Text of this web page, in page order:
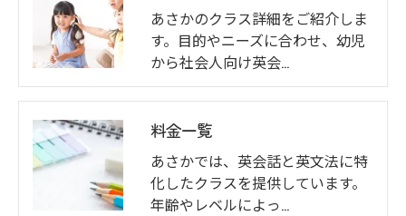
あさかのクラス詳細をご紹介しま
す。目的やニーズに合わせ、幼児
から社会人向け英会…
料金一覧
あさかでは、英会話と英文法に特
化したクラスを提供しています。
年齢やレベルによっ…